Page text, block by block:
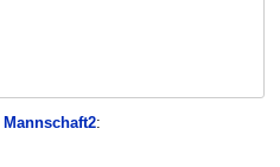
Mannschaft2: